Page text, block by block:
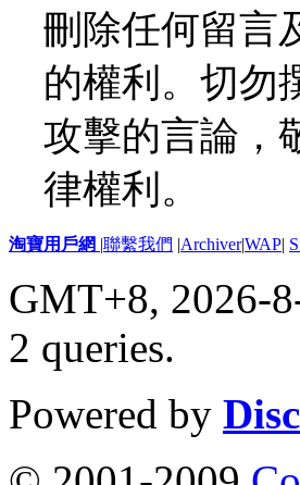
刪除任何留言
的權利。切勿
攻擊的言論，
律權利。
淘寶用戶網 |聯繫我們 |Archiver|WAP|
GMT+8, 2026-
2 queries.
Powered by